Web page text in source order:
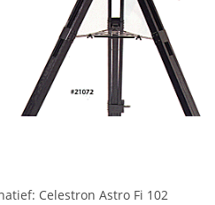
Celestron Astro Fi 102